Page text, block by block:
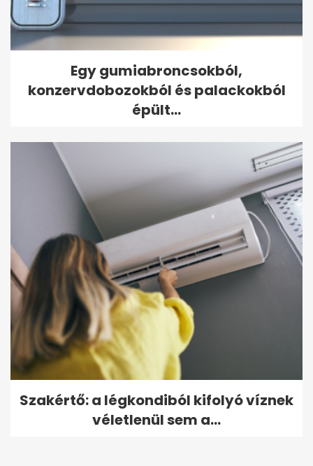
Egy gumiabroncsokból,
konzervdobozokból és palackokból
épült...
Szakértő: a légkondiból kifolyó víznek
véletlenül sem a...